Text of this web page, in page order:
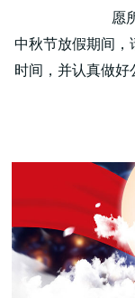
高端网站
广告大片形
愿
中秋节放假期间，
时间，并认真做